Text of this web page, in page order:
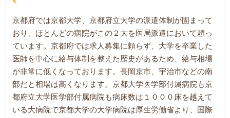
京都府では京都大学、京都府立大学の派遣体制が固まって
おり、ほとんどの病院がこの２大を医局派遣において頼っ
ています。京都府では求人募集に頼らず、大学を卒業した
医師を中心に給与体制を整えた歴史があるため、給与相場
が非常に低くなっております。長岡京市、宇治市などの南
部だと相場は高くなります。京都大学医学部付属病院も京
都府立大学医学部付属病院も病床数は１０００床を越えて
いる大病院で京都大学の大学病院は厚生労働省より、国際